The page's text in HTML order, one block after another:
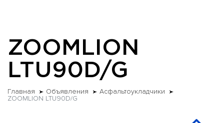
ZOOMLION
LTU90D/G
Главная Объявления
Асфальтоукладчики
ZOOMLION LTU90D/G